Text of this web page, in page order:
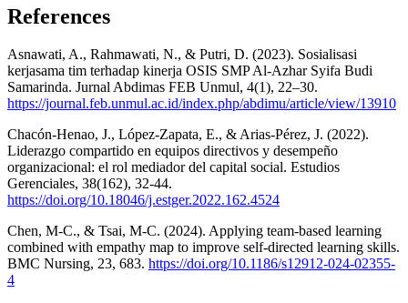
References
Asnawati, A., Rahmawati, N., & Putri, D. (2023). Sosialisasi
kerjasama tim terhadap kinerja OSIS SMP Al-Azhar Syifa Budi
Samarinda. Jurnal Abdimas FEB Unmul, 4(1), 22–30.
https://journal.feb.unmul.ac.id/index.php/abdimu/article/view/13910
Chacón-Henao, J., López-Zapata, E., & Arias-Pérez, J. (2022).
Liderazgo compartido en equipos directivos y desempeño
organizacional: el rol mediador del capital social. Estudios
Gerenciales, 38(162), 32-44.
https://doi.org/10.18046/j.estger.2022.162.4524
Chen, M-C., & Tsai, M-C. (2024). Applying team-based learning
combined with empathy map to improve self-directed learning skills.
BMC Nursing, 23, 683. https://doi.org/10.1186/s12912-024-02355-
4